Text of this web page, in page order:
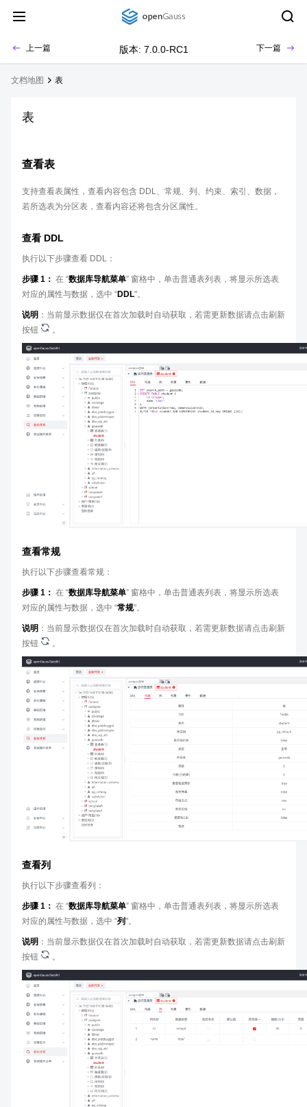
上一篇 版本: 7.0.0-RC1 下一篇
文档地图 表
表
查看表
支持查看表属性，查看内容包含 DDL、常规、列、约束、索引、数据，
若所选表为分区表，查看内容还将包含分区属性。
查看 DDL
执行以下步骤查看 DDL：
步骤 1： 在 “数据库导航菜单” 窗格中，单击普通表列表，将显示所选表
对应的属性与数据，选中 “DDL"。
说明 ：当前显示数据仅在首次加载时自动获取，若需更新数据请点击刷新
按钮
。
查看常规
执行以下步骤查看常规：
步骤 1： 在 “数据库导航菜单” 窗格中，单击普通表列表，将显示所选表
对应的属性与数据，选中 “常规"。
说明 ：当前显示数据仅在首次加载时自动获取，若需更新数据请点击刷新
按钮
。
查看列
执行以下步骤查看列：
步骤 1： 在 “数据库导航菜单” 窗格中，单击普通表列表，将显示所选表
对应的属性与数据，选中 “列"。
说明 ：当前显示数据仅在首次加载时自动获取，若需更新数据请点击刷新
按钮
。